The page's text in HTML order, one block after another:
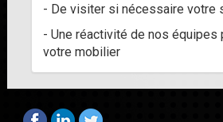
- De visiter si nécessaire votre
- Une réactivité de nos équipes
votre mobilier